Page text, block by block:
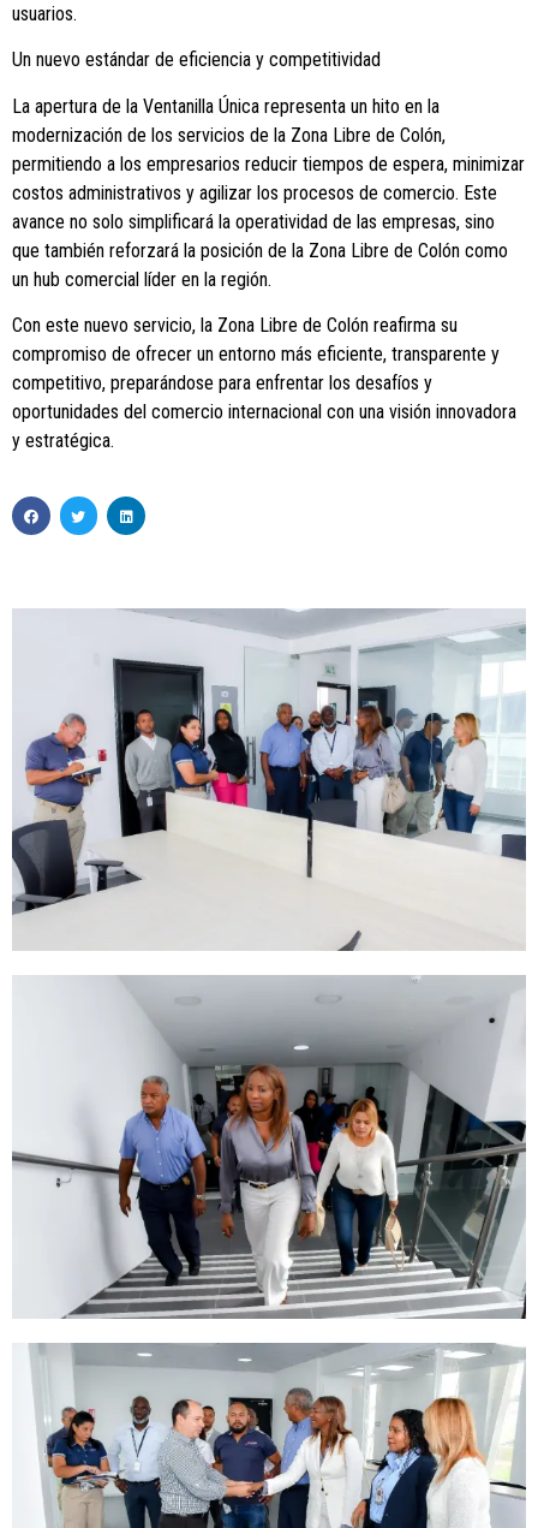
usuarios.
Un nuevo estándar de eficiencia y competitividad
La apertura de la Ventanilla Única representa un hito en la
modernización de los servicios de la Zona Libre de Colón,
permitiendo a los empresarios reducir tiempos de espera, minimizar
costos administrativos y agilizar los procesos de comercio. Este
avance no solo simplificará la operatividad de las empresas, sino
que también reforzará la posición de la Zona Libre de Colón como
un hub comercial líder en la región.
Con este nuevo servicio, la Zona Libre de Colón reafirma su
compromiso de ofrecer un entorno más eficiente, transparente y
competitivo, preparándose para enfrentar los desafíos y
oportunidades del comercio internacional con una visión innovadora
y estratégica.